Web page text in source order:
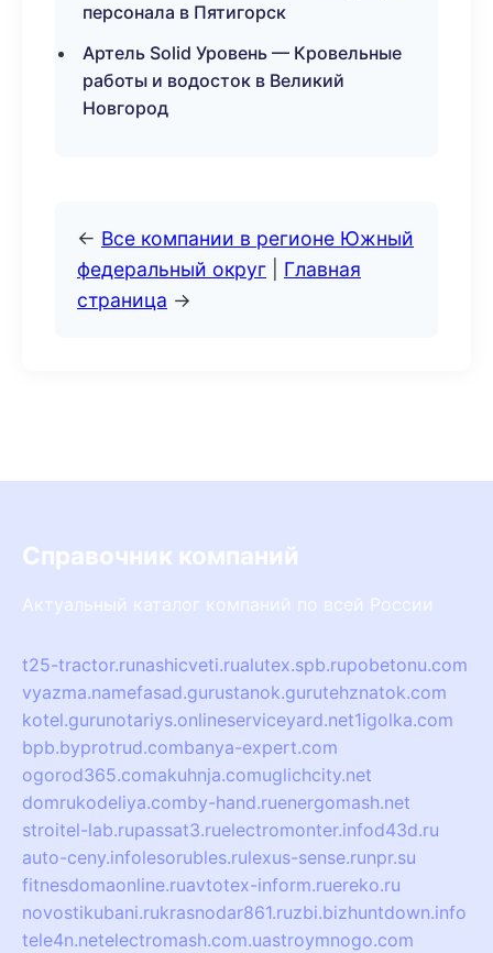
персонала в Пятигорск
Артель Solid Уровень — Кровельные
работы и водосток в Великий
Новгород
← Все компании в регионе Южный
федеральный округ
Главная
страница →
Справочник компаний
Актуальный каталог компаний по всей России
t25-tractor.runashicveti.rualutex.spb.rupobetonu.com
vyazma.namefasad.gurustanok.gurutehznatok.com
kotel.gurunotariys.onlineserviceyard.net1igolka.com
bpb.byprotrud.combanya-expert.com
ogorod365.comakuhnja.comuglichcity.net
domrukodeliya.comby-hand.ruenergomash.net
stroitel-lab.rupassat3.ruelectromonter.infod43d.ru
auto-ceny.infolesorubles.rulexus-sense.runpr.su
fitnesdomaonline.ruavtotex-inform.ruereko.ru
novostikubani.rukrasnodar861.ruzbi.bizhuntdown.info
tele4n.netelectromash.com.uastroymnogo.com